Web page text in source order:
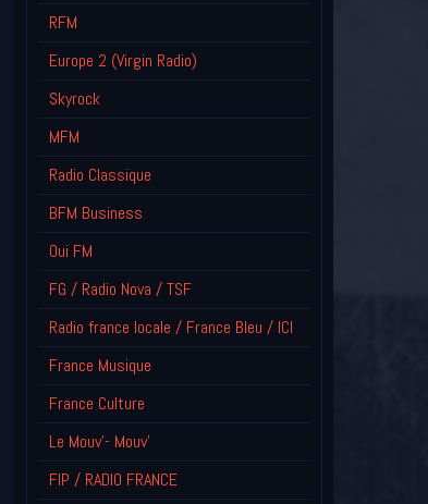
RFM
Europe 2 (Virgin Radio)
Skyrock
MFM
Radio Classique
BFM Business
Oui FM
FG / Radio Nova / TSF
Radio france locale / France Bleu / ICI
France Musique
France Culture
Le Mouv'- Mouv'
FIP / RADIO FRANCE